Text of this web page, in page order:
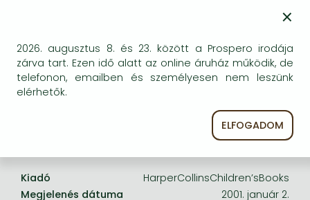
One-Punch Man manga
ügyfélszolgálatunkhoz!
Kiadó
HarperCollinsChildren’sBooks
Megjelenés dátuma
2001. január 2.
×
2026. augusztus 8. és 23. között a Prospero irodája
zárva tart. Ezen idő alatt az online áruház működik, de
telefonon, emailben és személyesen nem leszünk
elérhetők.
ELFOGADOM